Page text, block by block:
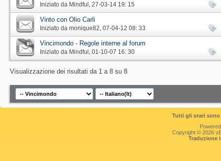
Iniziato da Mindful ‎, 27-03-14 19: 15
Vinto con Olio Carli
Iniziato da monique82‎, 07-04-12 08: 33
Vincimondo - Regole interne al forum
Iniziato da Mindful ‎, 01-10-07 16: 30
Visualizzazione dei risultati da 1 a 8 su 8
Tutti gli orari
Copyright © 2026
Traduzione